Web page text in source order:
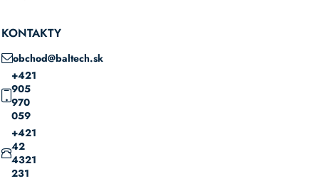
KONTAKTY
obchod@baltech.sk
+421
905
970
059
+421
42
4321
231